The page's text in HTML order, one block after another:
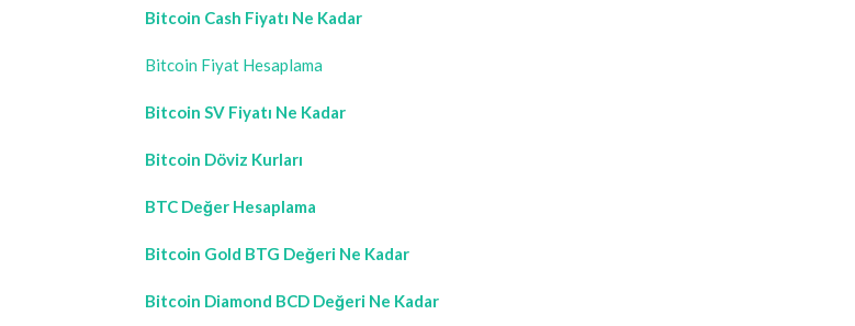
Bitcoin Cash Fiyatı Ne Kadar
Bitcoin Fiyat Hesaplama
Bitcoin SV Fiyatı Ne Kadar
Bitcoin Döviz Kurları
BTC Değer Hesaplama
Bitcoin Gold BTG Değeri Ne Kadar
Bitcoin Diamond BCD Değeri Ne Kadar